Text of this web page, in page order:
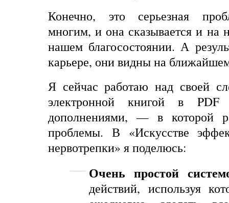
Конечно, это серьезная
многим, и она сказывается и на
нашем благосостоянии. А
карьере, они видны на
Я сейчас работаю над своей
электронной книгой в PDF
дополнениями, — в которой
проблемы. В «Искусстве
нервотрепки» я поделюсь:
Очень простой
действий, используя